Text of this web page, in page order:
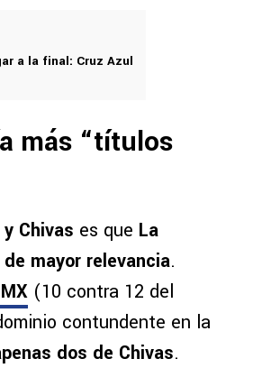
a la final: Cruz Azul
más “títulos
Chivas es que La
mayor relevancia.
(10 contra 12 del
contundente en la
dos de Chivas.